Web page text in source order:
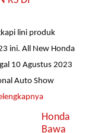
lini produk
ini. All New Honda
10 Agustus 2023
Auto Show
Honda
Bawa